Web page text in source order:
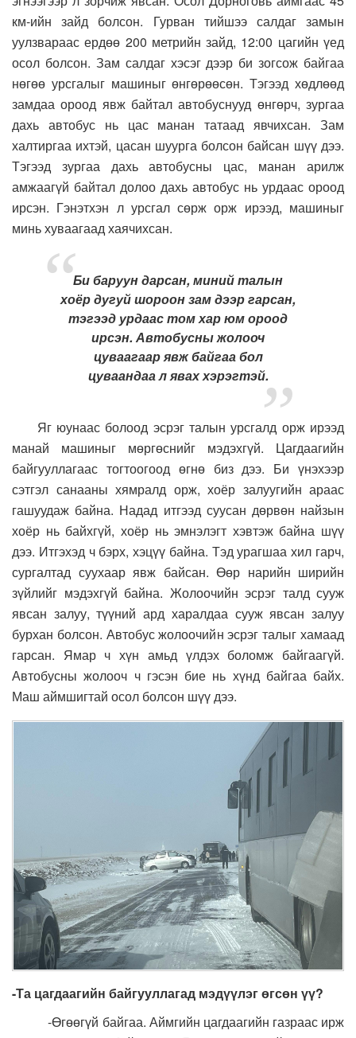
км-ийн зайд болсон. Гурван тийшээ салдаг замын
уулзвараас ердөө 200 метрийн зайд, 12:00 цагийн үед
осол болсон. Зам салдаг хэсэг дээр би зогсож байгаа
нөгөө урсгалыг машиныг өнгөрөөсөн. Тэгээд хөдлөөд
замдаа ороод явж байтал автобуснууд өнгөрч, зургаа
дахь автобус нь цас манан татаад явчихсан. Зам
халтиргаа ихтэй, цасан шуурга болсон байсан шүү дээ.
Тэгээд зургаа дахь автобусны цас, манан арилж
амжаагүй байтал долоо дахь автобус нь урдаас ороод
ирсэн. Гэнэтхэн л урсгал сөрж орж ирээд, машиныг
минь хуваагаад хаячихсан.
Би баруун дарсан, миний талын
хоёр дугуй шороон зам дээр гарсан,
тэгээд урдаас том хар юм ороод
ирсэн. Автобусны жолооч
цуваагаар явж байгаа бол
цуваандаа л явах хэрэгтэй.
Яг юунаас болоод эсрэг талын урсгалд орж ирээд
манай машиныг мөргөснийг мэдэхгүй. Цагдаагийн
байгууллагаас тогтоогоод өгнө биз дээ. Би үнэхээр
сэтгэл санааны хямралд орж, хоёр залуугийн араас
гашуудаж байна. Надад итгээд суусан дөрвөн найзын
хоёр нь байхгүй, хоёр нь эмнэлэгт хэвтэж байна шүү
дээ. Итгэхэд ч бэрх, хэцүү байна. Тэд урагшаа хил гарч,
сургалтад суухаар явж байсан. Өөр нарийн ширийн
зүйлийг мэдэхгүй байна. Жолоочийн эсрэг талд сууж
явсан залуу, түүний ард харалдаа сууж явсан залуу
бурхан болсон. Автобус жолоочийн эсрэг талыг хамаад
гарсан. Ямар ч хүн амьд үлдэх боломж байгаагүй.
Автобусны жолооч ч гэсэн бие нь хүнд байгаа байх.
Маш аймшигтай осол болсон шүү дээ.
-Та цагдаагийн байгууллагад мэдүүлэг өгсөн үү?
-Өгөөгүй байгаа. Аймгийн цагдаагийн газраас ирж